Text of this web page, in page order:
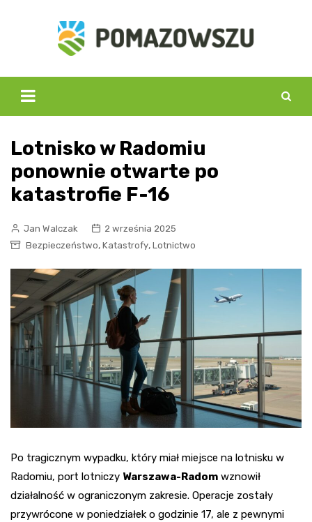
Lotnisko w Radomiu
ponownie otwarte po
katastrofie F-16
Jan Walczak
2 września 2025
Bezpieczeństwo, Katastrofy, Lotnictwo
Po tragicznym wypadku, który miał miejsce na lotnisku w
Radomiu, port lotniczy Warszawa-Radom wznowił
działalność w ograniczonym zakresie. Operacje zostały
przywrócone w poniedziałek o godzinie 17, ale z pewnymi